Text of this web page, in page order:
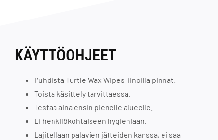
KÄYTTÖOHJEET
Puhdista Turtle Wax Wipes liinoilla pinnat.
Toista käsittely tarvittaessa.
Testaa aina ensin pienelle alueelle.
Ei henkilökohtaiseen hygieniaan.
Lajitellaan palavien jätteiden kanssa, ei saa